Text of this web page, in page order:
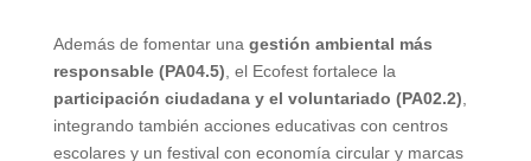
Además de fomentar una gestión ambiental más
responsable (PA04.5), el Ecofest fortalece la
participación ciudadana y el voluntariado (PA02.2),
integrando también acciones educativas con centros
escolares y un festival con economía circular y marcas